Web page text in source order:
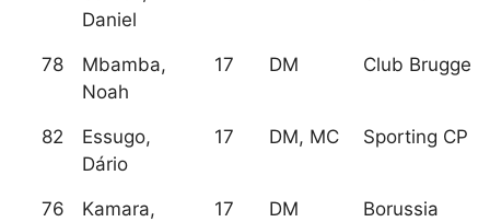
Daniel
78
Mbamba,
Noah
17 DM Club Brugge
82
Essugo,
Dário
17 DM, MC Sporting CP
76
Kamara,
17 DM
Borussia